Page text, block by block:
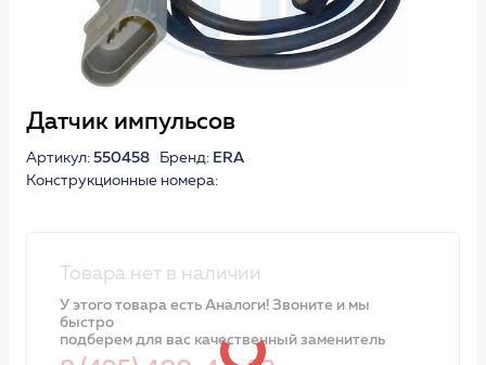
Датчик импульсов
Артикул: 550458Бренд: ERA
Конструкционные номера:
Товара нет в наличии
У этого товара есть Аналоги! Звоните и мы
быстро
подберем для вас качественный заменитель